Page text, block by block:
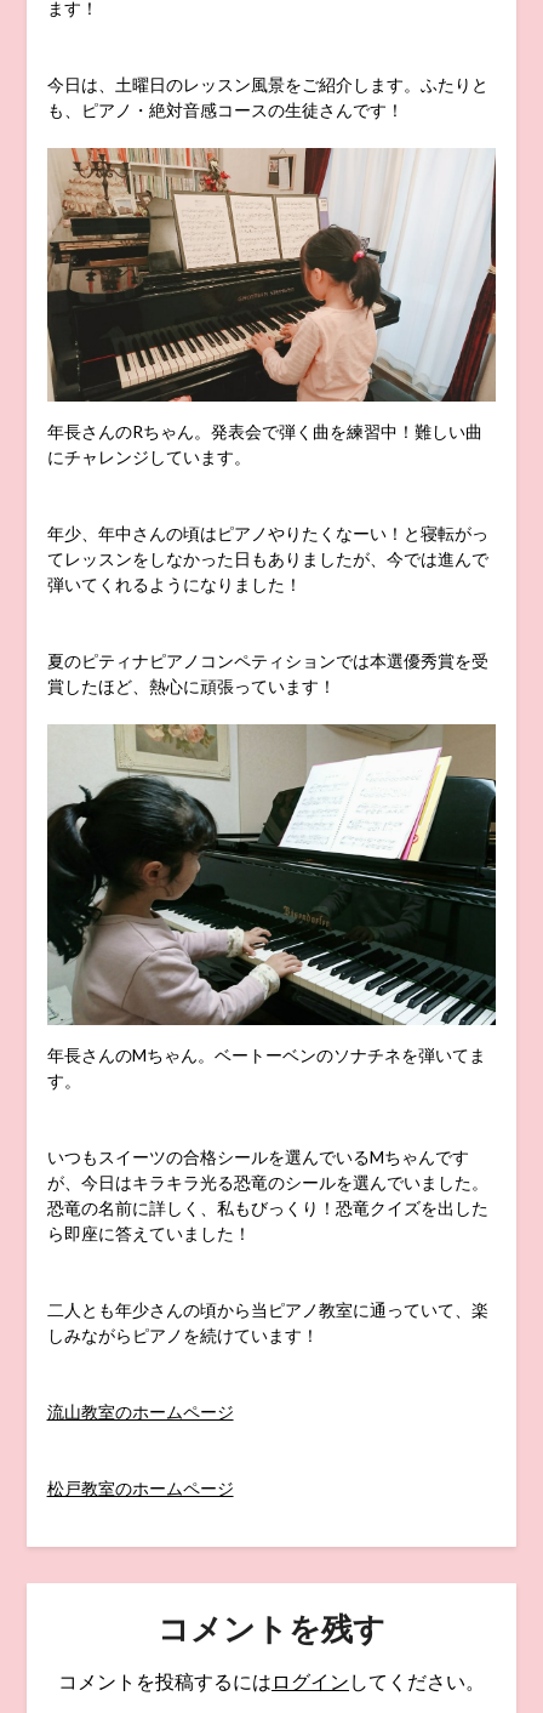
ます！
今日は、土曜日のレッスン風景をご紹介します。ふたりと
も、ピアノ・絶対音感コースの生徒さんです！
年長さんのRちゃん。発表会で弾く曲を練習中！難しい曲
にチャレンジしています。
年少、年中さんの頃はピアノやりたくなーい！と寝転がっ
てレッスンをしなかった日もありましたが、今では進んで
弾いてくれるようになりました！
夏のピティナピアノコンペティションでは本選優秀賞を受
賞したほど、熱心に頑張っています！
年長さんのMちゃん。ベートーベンのソナチネを弾いてま
す。
いつもスイーツの合格シールを選んでいるMちゃんです
が、今日はキラキラ光る恐竜のシールを選んでいました。
恐竜の名前に詳しく、私もびっくり！恐竜クイズを出した
ら即座に答えていました！
二人とも年少さんの頃から当ピアノ教室に通っていて、楽
しみながらピアノを続けています！
流山教室のホームページ
松戸教室のホームページ
コメントを残す
コメントを投稿するには ログイン してください。